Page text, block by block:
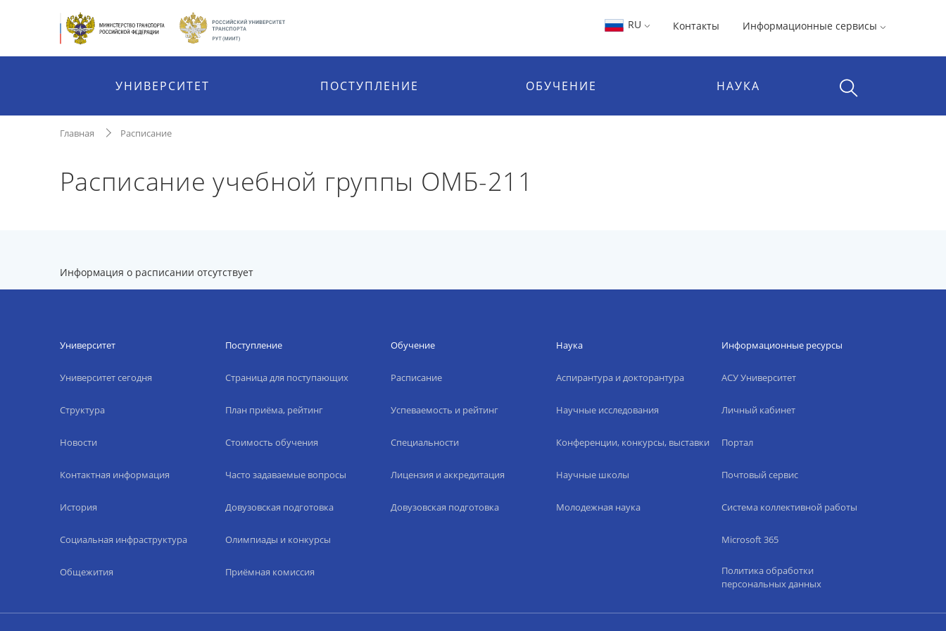
RU Контакты Информационные сервисы
УНИВЕРСИТЕТ ПОСТУПЛЕНИЕ ОБУЧЕНИЕ НАУКА
Главная Расписание
Расписание учебной группы ОМБ-211
Информация о расписании отсутствует
Университет
Университет сегодня
Структура
Новости
Контактная информация
История
Социальная инфраструктура
Общежития
Поступление
Страница для поступающих
План приёма, рейтинг
Стоимость обучения
Часто задаваемые вопросы
Довузовская подготовка
Олимпиады и конкурсы
Приёмная комиссия
Обучение
Расписание
Успеваемость и рейтинг
Специальности
Лицензия и аккредитация
Довузовская подготовка
Наука
Аспирантура и докторантура
Научные исследования
Конференции, конкурсы, выставки
Научные школы
Молодежная наука
Информационные ресурсы
АСУ Университет
Личный кабинет
Портал
Почтовый сервис
Система коллективной работы
Microsoft 365
Политика обработки
персональных данных